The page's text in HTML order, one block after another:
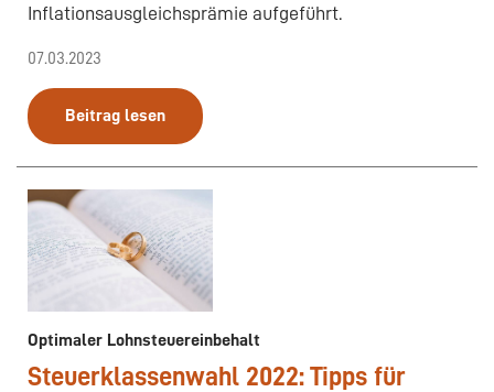
Inflationsausgleichsprämie aufgeführt.
07.03.2023
Beitrag lesen
Optimaler Lohnsteuereinbehalt
Steuerklassenwahl 2022: Tipps für